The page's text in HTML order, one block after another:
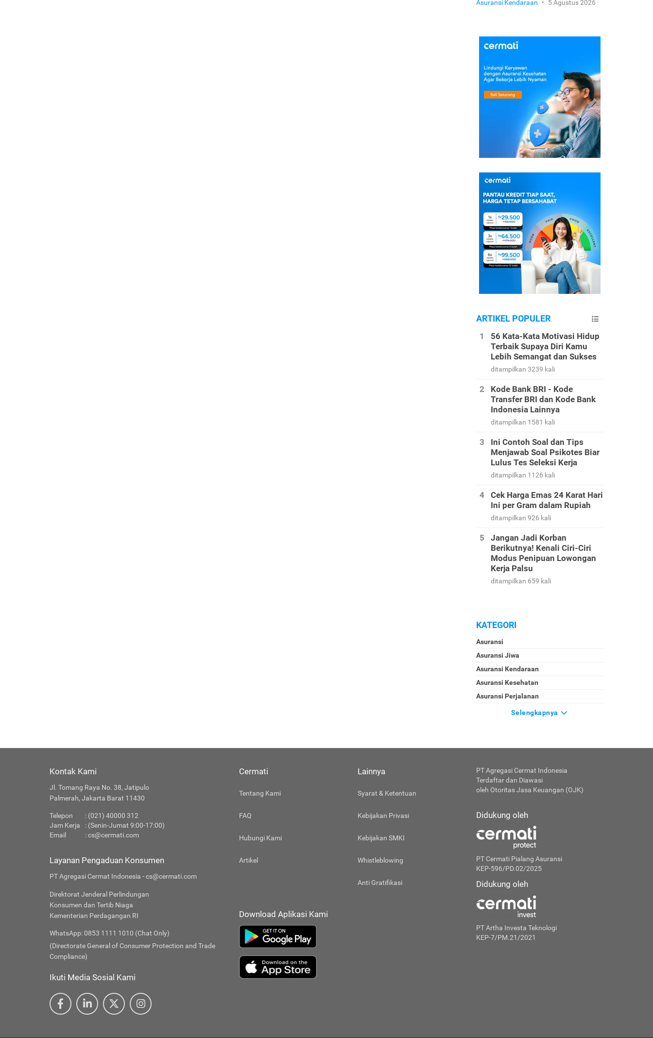
Asuransi Kendaraan • 5 Agustus 2026
ARTIKEL POPULER
56 Kata-Kata Motivasi Hidup
Terbaik Supaya Diri Kamu
Lebih Semangat dan Sukses
ditampilkan 3239 kali
Kode Bank BRI - Kode
Transfer BRI dan Kode Bank
Indonesia Lainnya
ditampilkan 1581 kali
Ini Contoh Soal dan Tips
Menjawab Soal Psikotes Biar
Lulus Tes Seleksi Kerja
ditampilkan 1126 kali
Cek Harga Emas 24 Karat Hari
Ini per Gram dalam Rupiah
ditampilkan 926 kali
Jangan Jadi Korban
Berikutnya! Kenali Ciri-Ciri
Modus Penipuan Lowongan
Kerja Palsu
ditampilkan 659 kali
KATEGORI
Asuransi
Asuransi Jiwa
Asuransi Kendaraan
Asuransi Kesehatan
Asuransi Perjalanan
Selengkapnya
Kontak Kami
Jl. Tomang Raya No. 38, Jatipulo
Palmerah, Jakarta Barat 11430
Telepon
: (021) 40000 312
Jam Kerja
: (Senin-Jumat 9:00-17:00)
Email
:cs@cermati.com
Layanan Pengaduan Konsumen
PT Agregasi Cermat Indonesia - cs@cermati.com
Direktorat Jenderal Perlindungan
Konsumen dan Tertib Niaga
Kementerian Perdagangan RI
WhatsApp: 0853 1111 1010 (Chat Only)
(Directorate General of Consumer Protection and Trade
Compliance)
Ikuti Media Sosial Kami
Cermati
Tentang Kami
FAQ
Hubungi Kami
Artikel
Lainnya
Syarat & Ketentuan
Kebijakan Privasi
Kebijakan SMKI
Whistleblowing
Anti Gratifikasi
Download Aplikasi Kami
PT Agregasi Cermat Indonesia
Terdaftar dan Diawasi
oleh Otoritas Jasa Keuangan (OJK)
Didukung oleh
PT Cermati Pialang Asuransi
KEP-596/PD.02/2025
Didukung oleh
PT Artha Investa Teknologi
KEP-7/PM.21/2021